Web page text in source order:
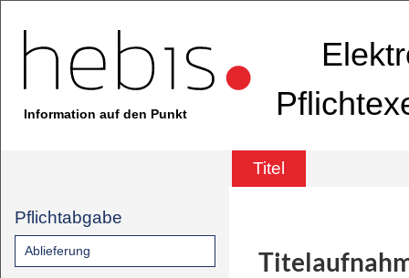
Information auf den Punkt
Titel
Pflichtabgabe
Ablieferung